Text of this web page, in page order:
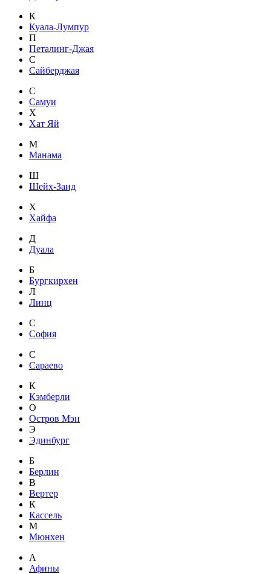
К
Куала-Лумпур
П
Петалинг-Джая
С
Сайберджая
С
Самуи
Х
Хат Яй
М
Манама
Ш
Шейх-Заид
Х
Хайфа
Д
Дуала
Б
Бургкирхен
Л
Линц
С
София
С
Сараево
К
Кэмберли
О
Остров Мэн
Э
Эдинбург
Б
Берлин
В
Вертер
К
Кассель
М
Мюнхен
А
Афины